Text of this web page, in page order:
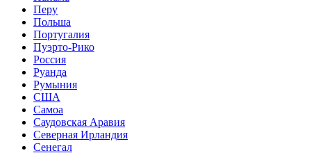
Перу
Польша
Португалия
Пуэрто-Рико
Россия
Руанда
Румыния
США
Самоа
Саудовская Аравия
Северная Ирландия
Сенегал